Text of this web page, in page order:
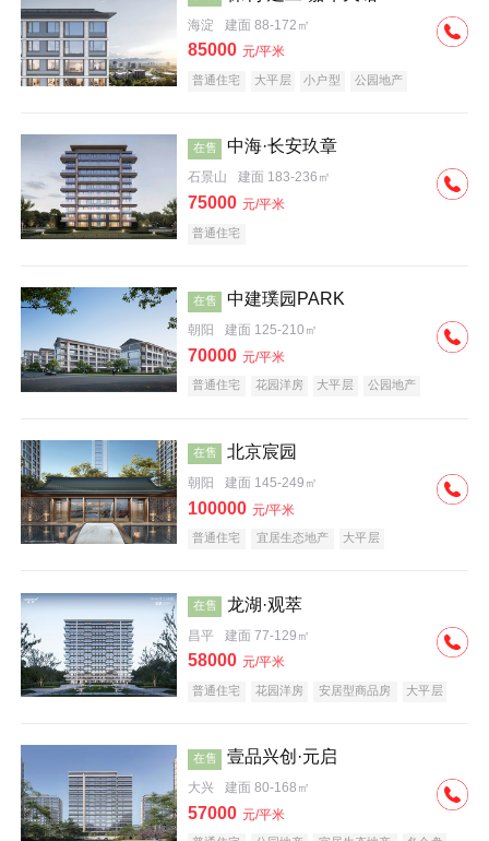
海淀 建面 88-172㎡
85000 元/平米
普通住宅 大平层 小户型
公园地产
在售 中海·长安玖章
石景山 建面 183-236㎡
75000 元/平米
普通住宅
在售 中建璞园PARK
朝阳 建面 125-210㎡
70000 元/平米
普通住宅 花园洋房 大平层
公园地产
在售 北京宸园
朝阳 建面 145-249㎡
100000 元/平米
普通住宅 宜居生态地产 大平层
在售 龙湖·观萃
昌平 建面 77-129㎡
58000 元/平米
普通住宅 花园洋房 安居型商品房
大平层
在售 壹品兴创·元启
大兴 建面 80-168㎡
57000 元/平米